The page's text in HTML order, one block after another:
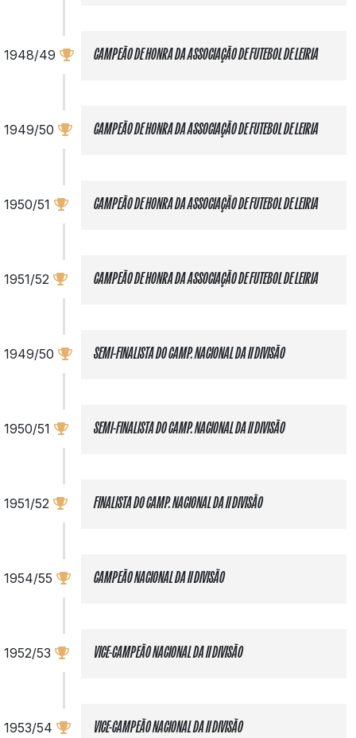
1948/49 CAMPEÃO DE HONRA DA ASSOCIAÇÃO DE FUTEBOL DE LEIRIA
1949/50 CAMPEÃO DE HONRA DA ASSOCIAÇÃO DE FUTEBOL DE LEIRIA
1950/51 CAMPEÃO DE HONRA DA ASSOCIAÇÃO DE FUTEBOL DE LEIRIA
1951/52 CAMPEÃO DE HONRA DA ASSOCIAÇÃO DE FUTEBOL DE LEIRIA
1949/50 SEMI-FINALISTA DO CAMP. NACIONAL DA II DIVISÃO
1950/51 SEMI-FINALISTA DO CAMP. NACIONAL DA II DIVISÃO
1951/52 FINALISTA DO CAMP. NACIONAL DA II DIVISÃO
1954/55 CAMPEÃO NACIONAL DA II DIVISÃO
1952/53 VICE-CAMPEÃO NACIONAL DA II DIVISÃO
1953/54 VICE-CAMPEÃO NACIONAL DA II DIVISÃO